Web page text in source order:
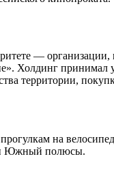
—
принимал
территории,
на
и Южный полюсы.